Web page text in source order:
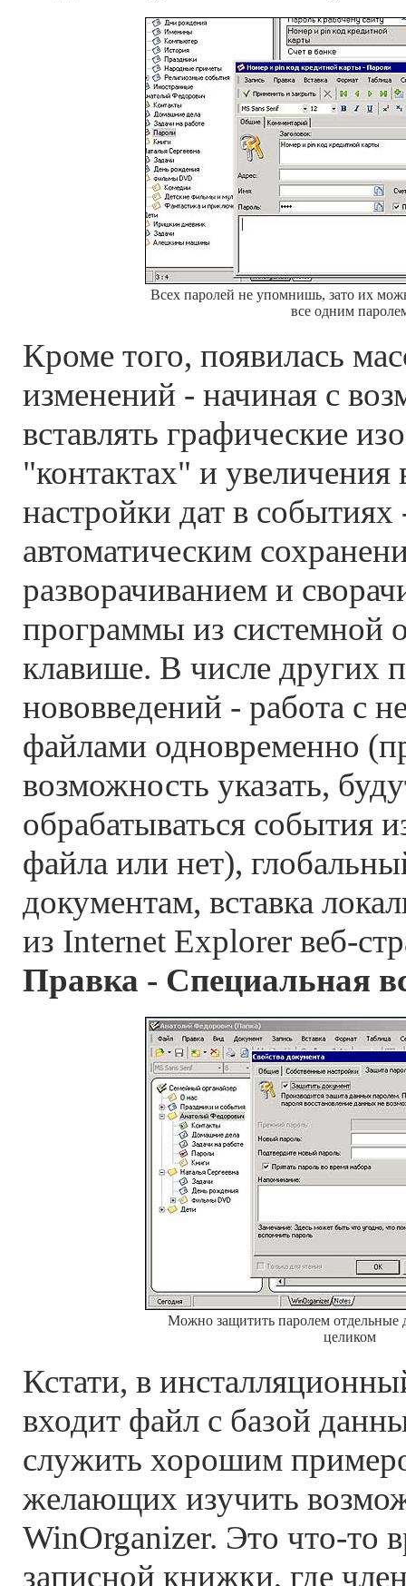
Всех паролей не упомнишь, зато их
все одним
Кроме того, появилась
изменений - начиная с
вставлять графические
"контактах" и увеличения
настройки дат в событиях
автоматическим
разворачиванием и
программы из системной
клавише. В числе других
нововведений - работа с
файлами одновременно
возможность указать,
обрабатываться события
файла или нет),
документам, вставка
из Internet Explorer веб-
Правка - Специальная
Можно защитить паролем отдельные
целиком
Кстати, в
входит файл с базой
служить хорошим
желающих изучить
WinOrganizer. Это что-то
записной книжки, где